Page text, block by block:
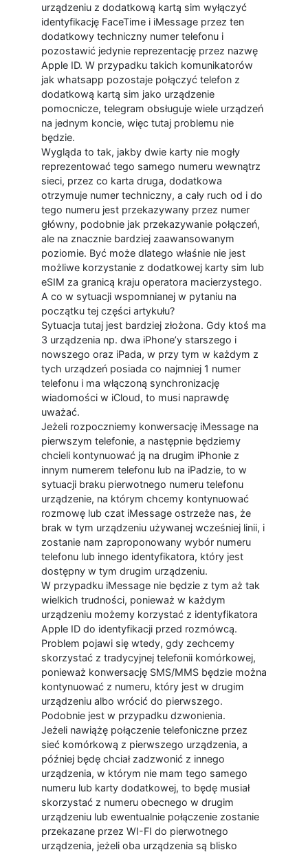
urządzeniu z dodatkową kartą sim wyłączyć
identyfikację FaceTime i iMessage przez ten
dodatkowy techniczny numer telefonu i
pozostawić jedynie reprezentację przez nazwę
Apple ID. W przypadku takich komunikatorów
jak whatsapp pozostaje połączyć telefon z
dodatkową kartą sim jako urządzenie
pomocnicze, telegram obsługuje wiele urządzeń
na jednym koncie, więc tutaj problemu nie
będzie.
Wygląda to tak, jakby dwie karty nie mogły
reprezentować tego samego numeru wewnątrz
sieci, przez co karta druga, dodatkowa
otrzymuje numer techniczny, a cały ruch od i do
tego numeru jest przekazywany przez numer
główny, podobnie jak przekazywanie połączeń,
ale na znacznie bardziej zaawansowanym
poziomie. Być może dlatego właśnie nie jest
możliwe korzystanie z dodatkowej karty sim lub
eSIM za granicą kraju operatora macierzystego.
A co w sytuacji wspomnianej w pytaniu na
początku tej części artykułu?
Sytuacja tutaj jest bardziej złożona. Gdy ktoś ma
3 urządzenia np. dwa iPhone’y starszego i
nowszego oraz iPada, w przy tym w każdym z
tych urządzeń posiada co najmniej 1 numer
telefonu i ma włączoną synchronizację
wiadomości w iCloud, to musi naprawdę
uważać.
Jeżeli rozpoczniemy konwersację iMessage na
pierwszym telefonie, a następnie będziemy
chcieli kontynuować ją na drugim iPhonie z
innym numerem telefonu lub na iPadzie, to w
sytuacji braku pierwotnego numeru telefonu
urządzenie, na którym chcemy kontynuować
rozmowę lub czat iMessage ostrzeże nas, że
brak w tym urządzeniu używanej wcześniej linii, i
zostanie nam zaproponowany wybór numeru
telefonu lub innego identyfikatora, który jest
dostępny w tym drugim urządzeniu.
W przypadku iMessage nie będzie z tym aż tak
wielkich trudności, ponieważ w każdym
urządzeniu możemy korzystać z identyfikatora
Apple ID do identyfikacji przed rozmówcą.
Problem pojawi się wtedy, gdy zechcemy
skorzystać z tradycyjnej telefonii komórkowej,
ponieważ konwersację SMS/MMS będzie można
kontynuować z numeru, który jest w drugim
urządzeniu albo wrócić do pierwszego.
Podobnie jest w przypadku dzwonienia.
Jeżeli nawiążę połączenie telefoniczne przez
sieć komórkową z pierwszego urządzenia, a
później będę chciał zadzwonić z innego
urządzenia, w którym nie mam tego samego
numeru lub karty dodatkowej, to będę musiał
skorzystać z numeru obecnego w drugim
urządzeniu lub ewentualnie połączenie zostanie
przekazane przez WI-FI do pierwotnego
urządzenia, jeżeli oba urządzenia są blisko